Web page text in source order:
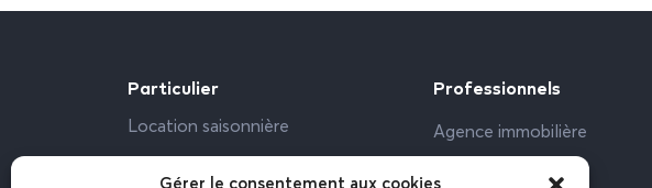
Gérer le consentement aux cookies
Particulier
Location saisonnière
Professionnels
Agence immobilière